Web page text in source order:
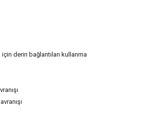
derin bağlantıları kullanma